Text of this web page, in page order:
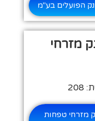
הפועלים בע"מ
מזרחי
מזרחי טפחות